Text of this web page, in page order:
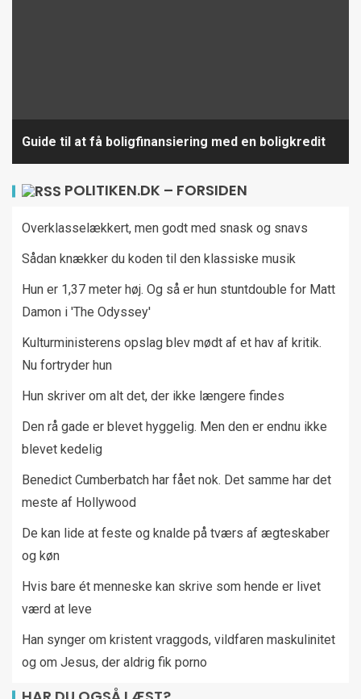
Guide til at få boligfinansiering med en boligkredit
POLITIKEN.DK – FORSIDEN
Overklasselækkert, men godt med snask og snavs
Sådan knækker du koden til den klassiske musik
Hun er 1,37 meter høj. Og så er hun stuntdouble for Matt
Damon i 'The Odyssey'
Kulturministerens opslag blev mødt af et hav af kritik.
Nu fortryder hun
Hun skriver om alt det, der ikke længere findes
Den rå gade er blevet hyggelig. Men den er endnu ikke
blevet kedelig
Benedict Cumberbatch har fået nok. Det samme har det
meste af Hollywood
De kan lide at feste og knalde på tværs af ægteskaber
og køn
Hvis bare ét menneske kan skrive som hende er livet
værd at leve
Han synger om kristent vraggods, vildfaren maskulinitet
og om Jesus, der aldrig fik porno